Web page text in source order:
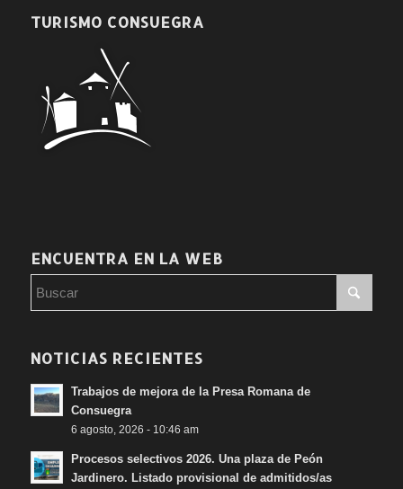
TURISMO CONSUEGRA
ENCUENTRA EN LA WEB
NOTICIAS RECIENTES
Trabajos de mejora de la Presa Romana de
Consuegra
6 agosto, 2026 - 10:46 am
Procesos selectivos 2026. Una plaza de Peón
Jardinero. Listado provisional de admitidos/as